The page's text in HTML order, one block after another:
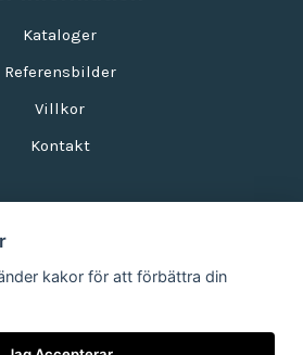
Kataloger
Referensbilder
Villkor
Kontakt
kakor för att förbättra din